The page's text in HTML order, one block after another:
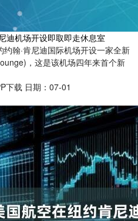
迪机场开设即取即走休息室
翰·肯尼迪国际机场开设一家全新
，这是该机场四年来首个新
下载 日期：07-01